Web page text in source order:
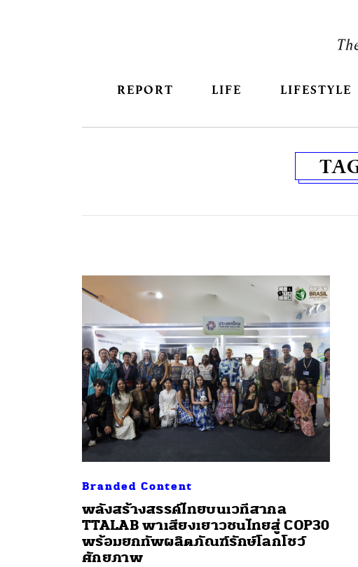
REPORT LIFE LIFESTYLE
Branded Content
พลังสร้างสรรค์ไทยบนเวทีสากล
TTALAB พาเสียงเยาวชนไทยสู่ COP30
พร้อมยกทัพผลิตภัณฑ์รักษ์โลกโชว์
ศักยภาพ